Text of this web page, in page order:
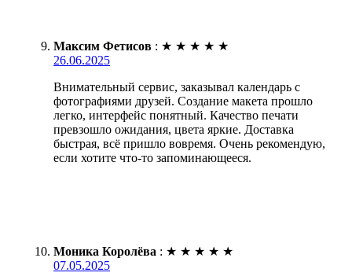
Максим Фетисов : ★ ★ ★ ★ ★
26.06.2025
Внимательный сервис, заказывал календарь с
фотографиями друзей. Создание макета прошло
легко, интерфейс понятный. Качество печати
превзошло ожидания, цвета яркие. Доставка
быстрая, всё пришло вовремя. Очень рекомендую,
если хотите что-то запоминающееся.
Моника Королёва : ★ ★ ★ ★ ★
07.05.2025